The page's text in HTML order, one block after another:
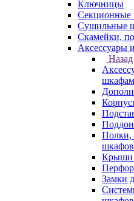
Ключницы
Сушильные
Скамейки,
Аксессуары
Назад
шкафам
Полки,
шкафов
Крыши
Замки